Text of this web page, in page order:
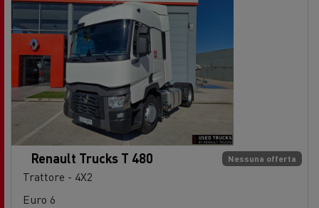
Nessuna offerta
Renault Trucks T 480
Trattore - 4X2
Euro 6